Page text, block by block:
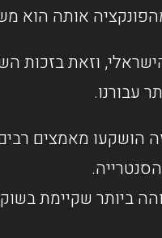
אותה הוא
וזאת בזכות
עבורנו.
זה הושקעו מאמצים
ביותר שקיימת